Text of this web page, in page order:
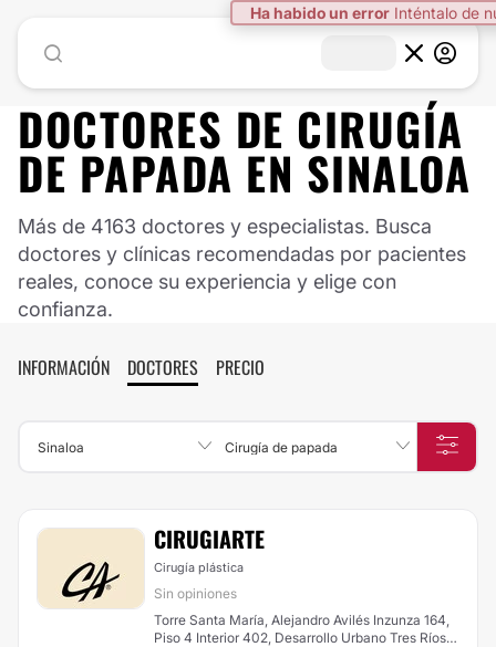
Ha habido un error Inténtalo de
DOCTORES DE CIRUGÍA
DE PAPADA EN SINALOA
Más de 4163 doctores y especialistas. Busca
doctores y clínicas recomendadas por pacientes
reales, conoce su experiencia y elige con
confianza.
INFORMACIÓN DOCTORES PRECIO
Sinaloa Cirugía de papada
CIRUGIARTE
Cirugía plástica
Sin opiniones
Torre Santa María, Alejandro Avilés Inzunza 164,
Piso 4 Interior 402, Desarrollo Urbano Tres Ríos,